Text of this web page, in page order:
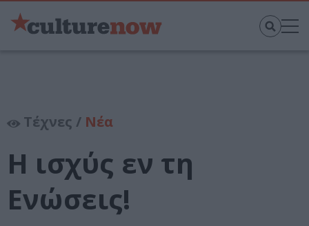
Τέχνες / Νέα
Η ισχύς εν τη
Ενώσεις!